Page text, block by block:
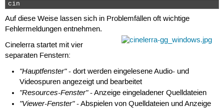
cin
Auf diese Weise lassen sich in Problemfällen oft wichtige
Fehlermeldungen entnehmen.
Cinelerra startet mit vier
separaten Fenstern:
"Hauptfenster"- dort werden eingelesene Audio- und
Videospuren angezeigt und bearbeitet
"Resources-Fenster"- Anzeige eingeladener Quelldateien
"Viewer-Fenster"- Abspielen von Quelldateien und Anzeige